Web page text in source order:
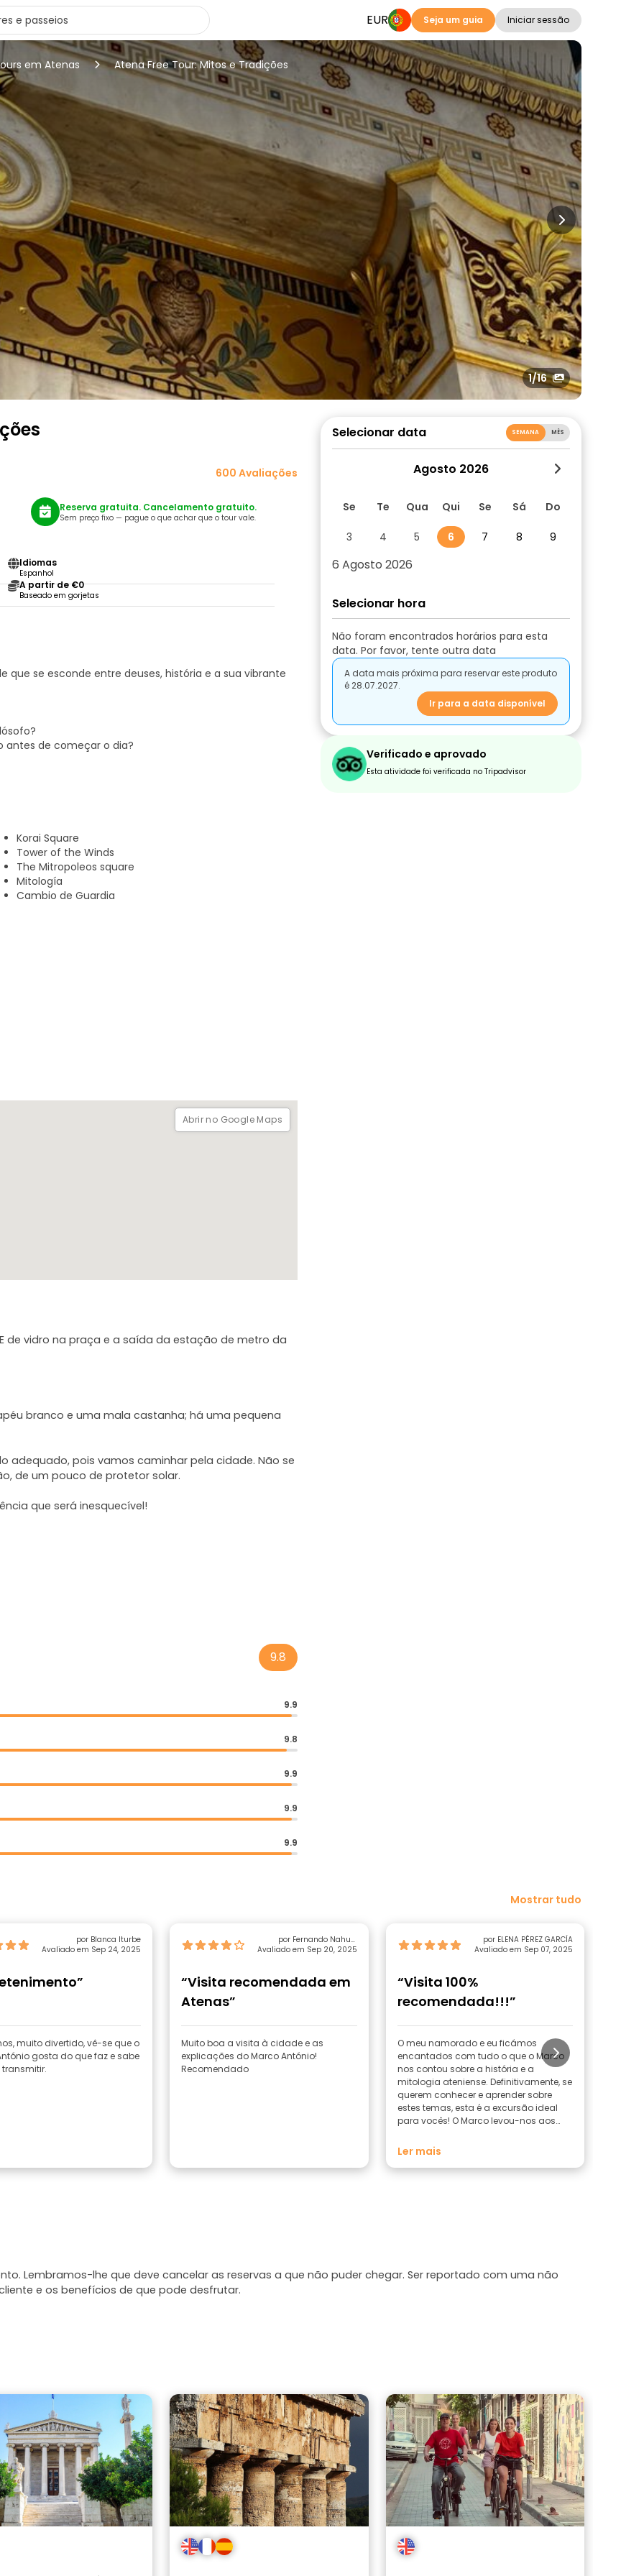
EUR Seja um guia Iniciar sessão
em Atenas Atena Free Tour: Mitos e Tradições
1/16
600 Avaliações
Idiomas
Espanhol
A partir de €0
Baseado em gorjetas
Reserva gratuita. Cancelamento gratuito.
Sem preço fixo — pague o que achar que o tour vale.
que se esconde entre deuses, história e a sua vibrante
de começar o dia?
e sugestões para continuar a desfrutar da cidade após
uma guerra? Tróia, Helena e os sonhos de um
O ritual que presta homenagem ao soldado
Atenas? Uma descida ao reino de Hades.
Korai Square
Tower of the Winds
The Mitropoleos square
Mitología
Cambio de Guardia
Abrir no Google Maps
de vidro na praça e a saída da estação de metro da
branco e uma mala castanha; há uma pequena
adequado, pois vamos caminhar pela cidade. Não se
de um pouco de protetor solar.
que será inesquecível!
9.8
9.9
9.8
9.9
9.9
9.9
Mostrar tudo
por Blanca Iturbe
Avaliado em Sep 24, 2025
muito divertido, vê-se que o
gosta do que faz e sabe
por Fernando Nahuel
Martín Cocilova
Avaliado em Sep 20, 2025
“Visita recomendada em
Atenas”
Muito boa a visita à cidade e as
explicações do Marco António!
Recomendado
por ELENA PÉREZ GARCÍA
Avaliado em Sep 07, 2025
“Visita 100%
recomendada!!!”
O meu namorado e eu ficámos
encantados com tudo o que o Marco
nos contou sobre a história e a
mitologia ateniense. Definitivamente, se
querem conhecer e aprender sobre
estes temas, esta é a excursão ideal
para vocês! O Marco levou-nos aos
emblemáticos da cidade. Também
sítios a visitar, eat.... Passámos uma
Ler mais
Lembramos-lhe que deve cancelar as reservas a que não puder chegar. Ser reportado com uma não
e os benefícios de que pode desfrutar.
Selecionar data SEMANA MÊS
Agosto 2026
Se Te Qua Qui Se Sá Do
3 4 5 6 7 8 9
6 Agosto 2026
Selecionar hora
Não foram encontrados horários para esta
data. Por favor, tente outra data
A data mais próxima para reservar este produto
é 28.07.2027.
Ir para a data disponível
Verificado e aprovado
Esta atividade foi verificada no Tripadvisor